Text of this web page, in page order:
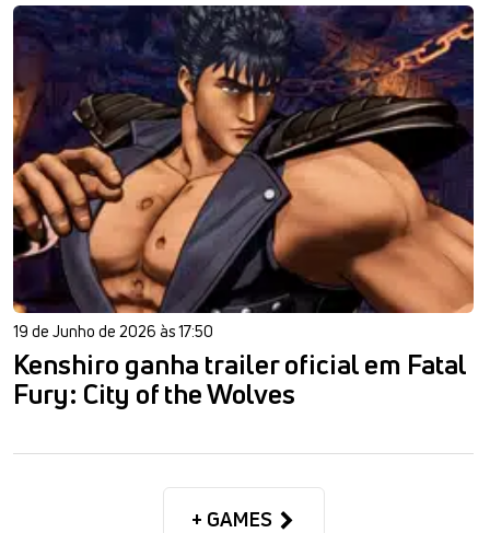
19 de Junho de 2026 às 17:50
Kenshiro ganha trailer oficial em Fatal
Fury: City of the Wolves
+ GAMES